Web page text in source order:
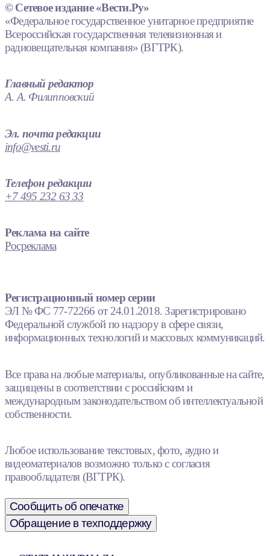
© Сетевое издание «Вести.Ру»
«Федеральное государственное унитарное предприятие
Всероссийская государственная телевизионная и
радиовещательная компания» (ВГТРК).
Главный редактор
А. А. Филипповский
Эл. почта редакции
info@vesti.ru
Телефон редакции
+7 495 232 63 33
Реклама на сайте
Росреклама
Регистрационный номер серии
ЭЛ № ФС 77-72266 от 24.01.2018. Зарегистрировано
Федеральной службой по надзору в сфере связи,
информационных технологий и массовых коммуникаций.
Все права на любые материалы, опубликованные на сайте,
защищены в соответствии с российским и
международным законодательством об интеллектуальной
собственности.
Любое использование текстовых, фото, аудио и
видеоматериалов возможно только с согласия
правообладателя (ВГТРК).
Сообщить об опечатке
Обращение в техподдержку